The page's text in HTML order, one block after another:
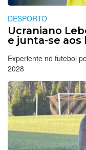
DESPORTO
Ucraniano
e junta-se aos
Experiente no futebol
2028